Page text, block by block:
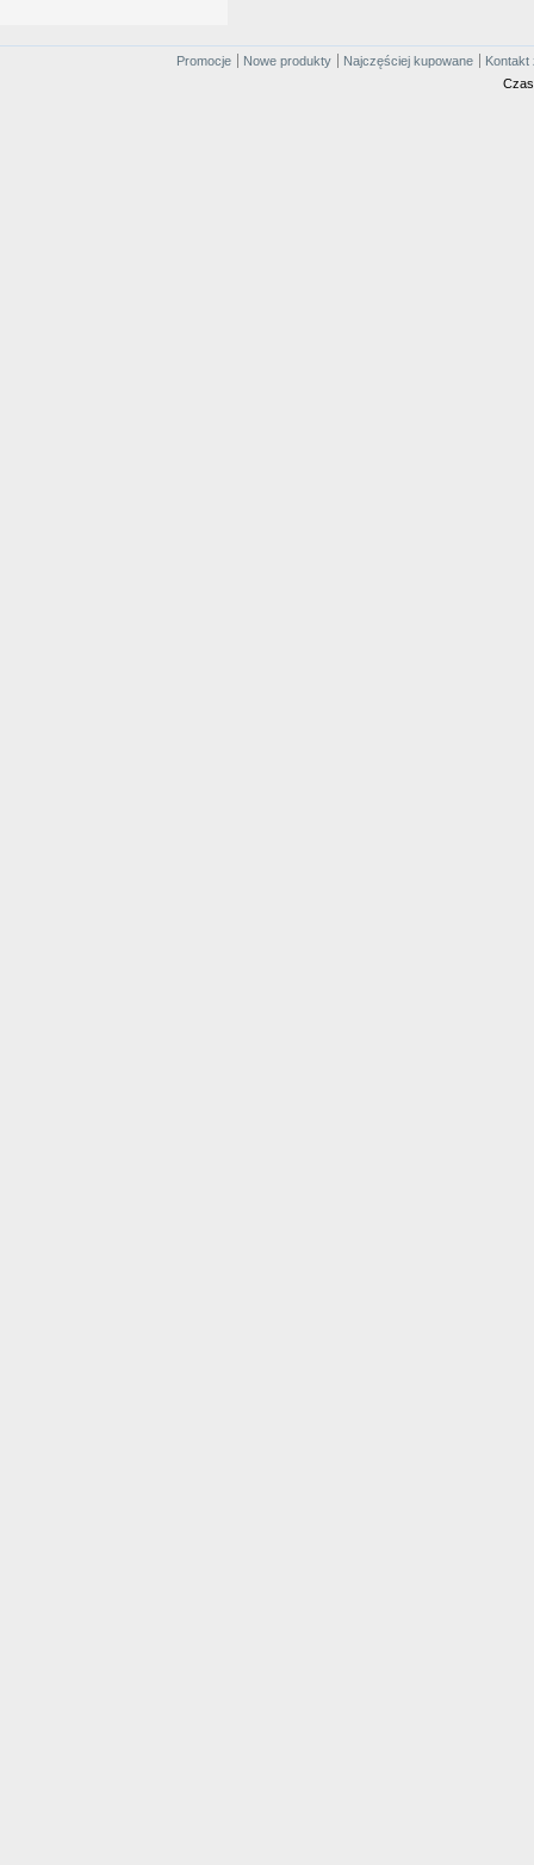
Promocje Nowe produkty Najczęściej kupowane
Kontakt